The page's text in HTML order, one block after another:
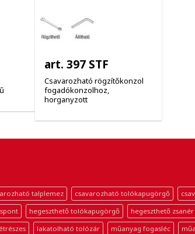
art. 397 STF
Csavarozható rögzítőkonzol
fogadókonzolhoz,
horganyzott
talplemez csavarozható tolókapugörgő
hegeszthető tolókapugörgő hegeszthető zsanér
lakatolható tolózár műanyag fogasléc